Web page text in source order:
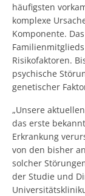
häufigsten
komplexe
Komponente.
Risikofaktoren.
psychische
genetischer
„Unsere
das erste
Erkrankung
von den bisher
solcher
der Studie und